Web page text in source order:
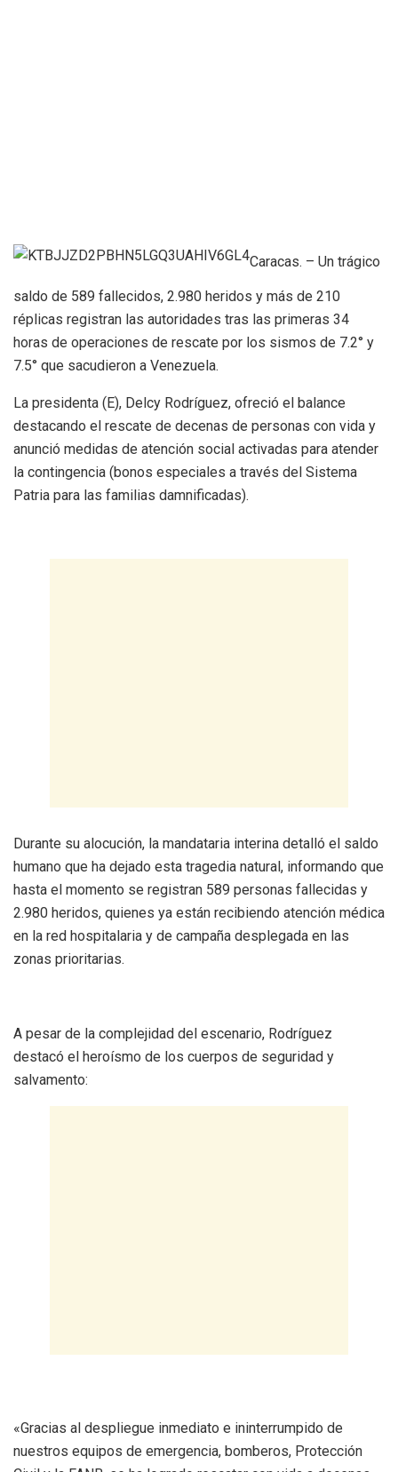
Caracas. – Un trágico
saldo de 589 fallecidos, 2.980 heridos y más de 210
réplicas registran las autoridades tras las primeras 34
horas de operaciones de rescate por los sismos de 7.2° y
7.5° que sacudieron a Venezuela.
La presidenta (E), Delcy Rodríguez, ofreció el balance
destacando el rescate de decenas de personas con vida y
anunció medidas de atención social activadas para atender
la contingencia (bonos especiales a través del Sistema
Patria para las familias damnificadas).
Durante su alocución, la mandataria interina detalló el saldo
humano que ha dejado esta tragedia natural, informando que
hasta el momento se registran 589 personas fallecidas y
2.980 heridos, quienes ya están recibiendo atención médica
en la red hospitalaria y de campaña desplegada en las
zonas prioritarias.
A pesar de la complejidad del escenario, Rodríguez
destacó el heroísmo de los cuerpos de seguridad y
salvamento:
«Gracias al despliegue inmediato e ininterrumpido de
nuestros equipos de emergencia, bomberos, Protección